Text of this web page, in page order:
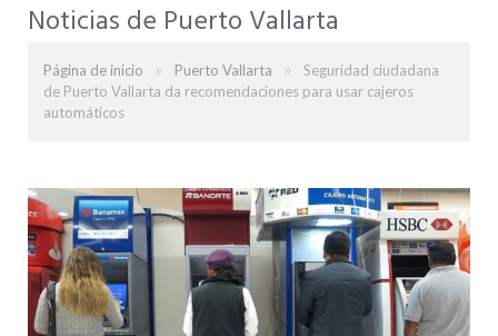
Noticias de Puerto Vallarta
Página de inicio » Puerto Vallarta »
Seguridad ciudadana
de Puerto Vallarta da recomendaciones para usar cajeros
automáticos